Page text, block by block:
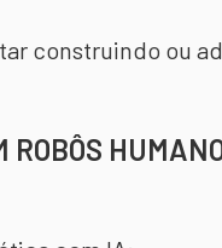
construindo ou